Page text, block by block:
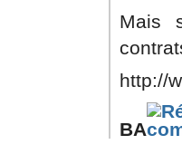
Mais
http://
BA